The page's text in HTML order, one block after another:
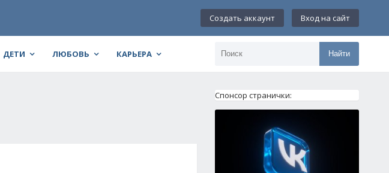
Создать аккаунт Вход на сайт
ДЕТИ ЛЮБОВЬ КАРЬЕРА Найти
Спонсор странички: